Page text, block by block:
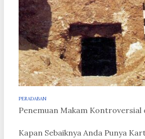
PERADABAN
Penemuan Makam Kontroversial
Kapan Sebaiknya Anda Punya